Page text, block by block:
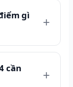
gì
cần